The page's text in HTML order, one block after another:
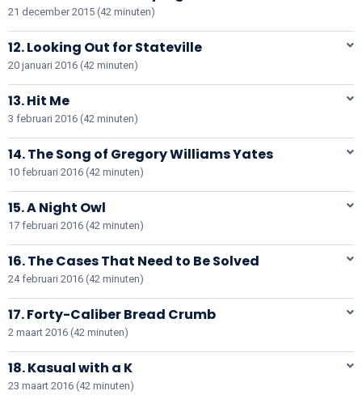
21 december 2015 (42 minuten)
12. Looking Out for Stateville
20 januari 2016 (42 minuten)
13. Hit Me
3 februari 2016 (42 minuten)
14. The Song of Gregory Williams Yates
10 februari 2016 (42 minuten)
15. A Night Owl
17 februari 2016 (42 minuten)
16. The Cases That Need to Be Solved
24 februari 2016 (42 minuten)
17. Forty-Caliber Bread Crumb
2 maart 2016 (42 minuten)
18. Kasual with a K
23 maart 2016 (42 minuten)